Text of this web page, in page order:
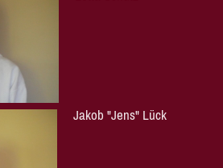
Jakob "Jens" Lück